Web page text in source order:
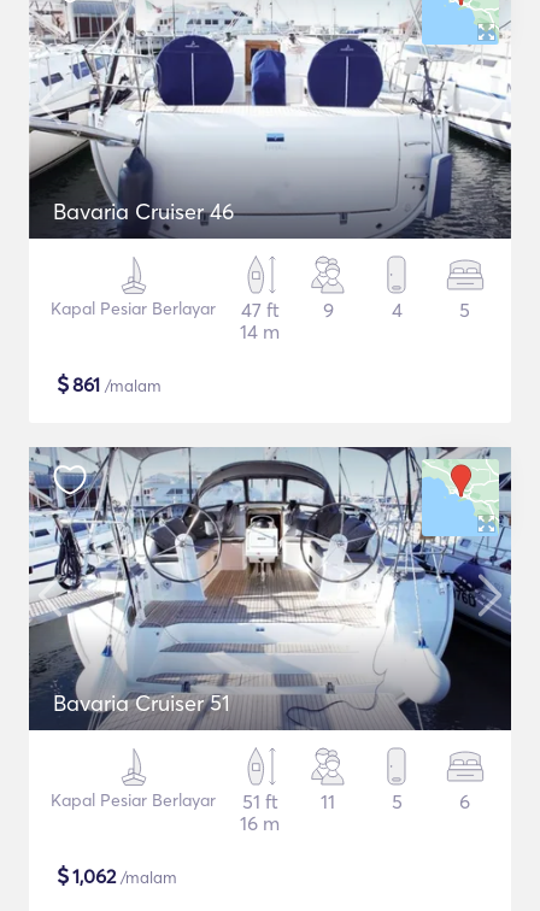
Bavaria Cruiser 46
Kapal Pesiar Berlayar
47 ft
14 m
9 4 5
$861 /malam
Bavaria Cruiser 51
Kapal Pesiar Berlayar
51 ft
16 m
11 5 6
$1,062/malam